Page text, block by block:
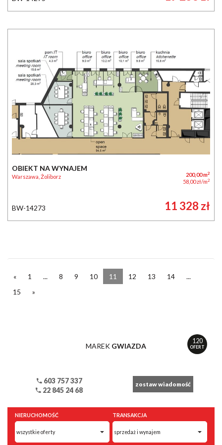
OBIEKT NA WYNAJEM
Warszawa, Żoliborz 200,00 m2
58,00 zł/m2
BW-14273 11 328 zł
« 1 ... 8 9 10 11 12 13 14
...
15
»
120
OFERT
MAREK GWIAZDA
603 757 337
22 845 24 68
zostaw wiadomość
NIERUCHOMOŚĆ TRANSAKCJA